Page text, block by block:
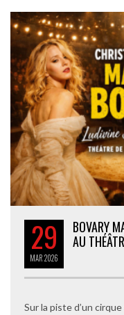
29
MAR2026
BOVARY
AU
Sur la piste d’un